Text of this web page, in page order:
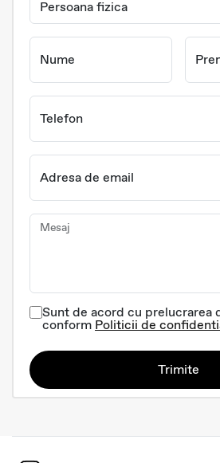
Nume
Telefon
Adresa de email
Mesaj
Sunt de acord cu prelucrarea
conform Politicii de
Trimite